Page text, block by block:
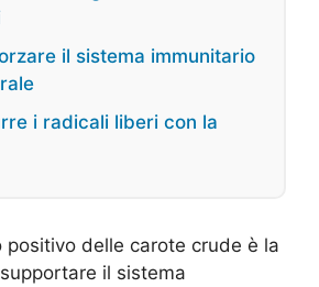
il sistema immunitario
i radicali liberi con la
positivo delle carote crude è la
il sistema